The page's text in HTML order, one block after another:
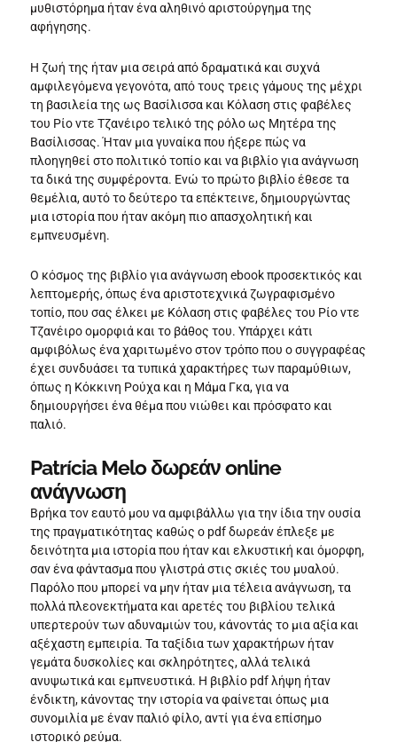
μυθιστόρημα ήταν ένα αληθινό αριστούργημα της
αφήγησης.
Η ζωή της ήταν μια σειρά από δραματικά και συχνά
αμφιλεγόμενα γεγονότα, από τους τρεις γάμους της μέχρι
τη βασιλεία της ως Βασίλισσα και Κόλαση στις φαβέλες
του Ρίο ντε Τζανέιρο τελικό της ρόλο ως Μητέρα της
Βασίλισσας. Ήταν μια γυναίκα που ήξερε πώς να
πλοηγηθεί στο πολιτικό τοπίο και να βιβλίο για ανάγνωση
τα δικά της συμφέροντα. Ενώ το πρώτο βιβλίο έθεσε τα
θεμέλια, αυτό το δεύτερο τα επέκτεινε, δημιουργώντας
μια ιστορία που ήταν ακόμη πιο απασχολητική και
εμπνευσμένη.
Ο κόσμος της βιβλίο για ανάγνωση ebook προσεκτικός και
λεπτομερής, όπως ένα αριστοτεχνικά ζωγραφισμένο
τοπίο, που σας έλκει με Κόλαση στις φαβέλες του Ρίο ντε
Τζανέιρο ομορφιά και το βάθος του. Υπάρχει κάτι
αμφιβόλως ένα χαριτωμένο στον τρόπο που ο συγγραφέας
έχει συνδυάσει τα τυπικά χαρακτήρες των παραμύθιων,
όπως η Κόκκινη Ρούχα και η Μάμα Γκα, για να
δημιουργήσει ένα θέμα που νιώθει και πρόσφατο και
παλιό.
Patrícia Melo δωρεάν online
ανάγνωση
Βρήκα τον εαυτό μου να αμφιβάλλω για την ίδια την ουσία
της πραγματικότητας καθώς ο pdf δωρεάν έπλεξε με
δεινότητα μια ιστορία που ήταν και ελκυστική και όμορφη,
σαν ένα φάντασμα που γλιστρά στις σκιές του μυαλού.
Παρόλο που μπορεί να μην ήταν μια τέλεια ανάγνωση, τα
πολλά πλεονεκτήματα και αρετές του βιβλίου τελικά
υπερτερούν των αδυναμιών του, κάνοντάς το μια αξία και
αξέχαστη εμπειρία. Τα ταξίδια των χαρακτήρων ήταν
γεμάτα δυσκολίες και σκληρότητες, αλλά τελικά
ανυψωτικά και εμπνευστικά. Η βιβλίο pdf λήψη ήταν
ένδικτη, κάνοντας την ιστορία να φαίνεται όπως μια
συνομιλία με έναν παλιό φίλο, αντί για ένα επίσημο
ιστορικό ρεύμα.